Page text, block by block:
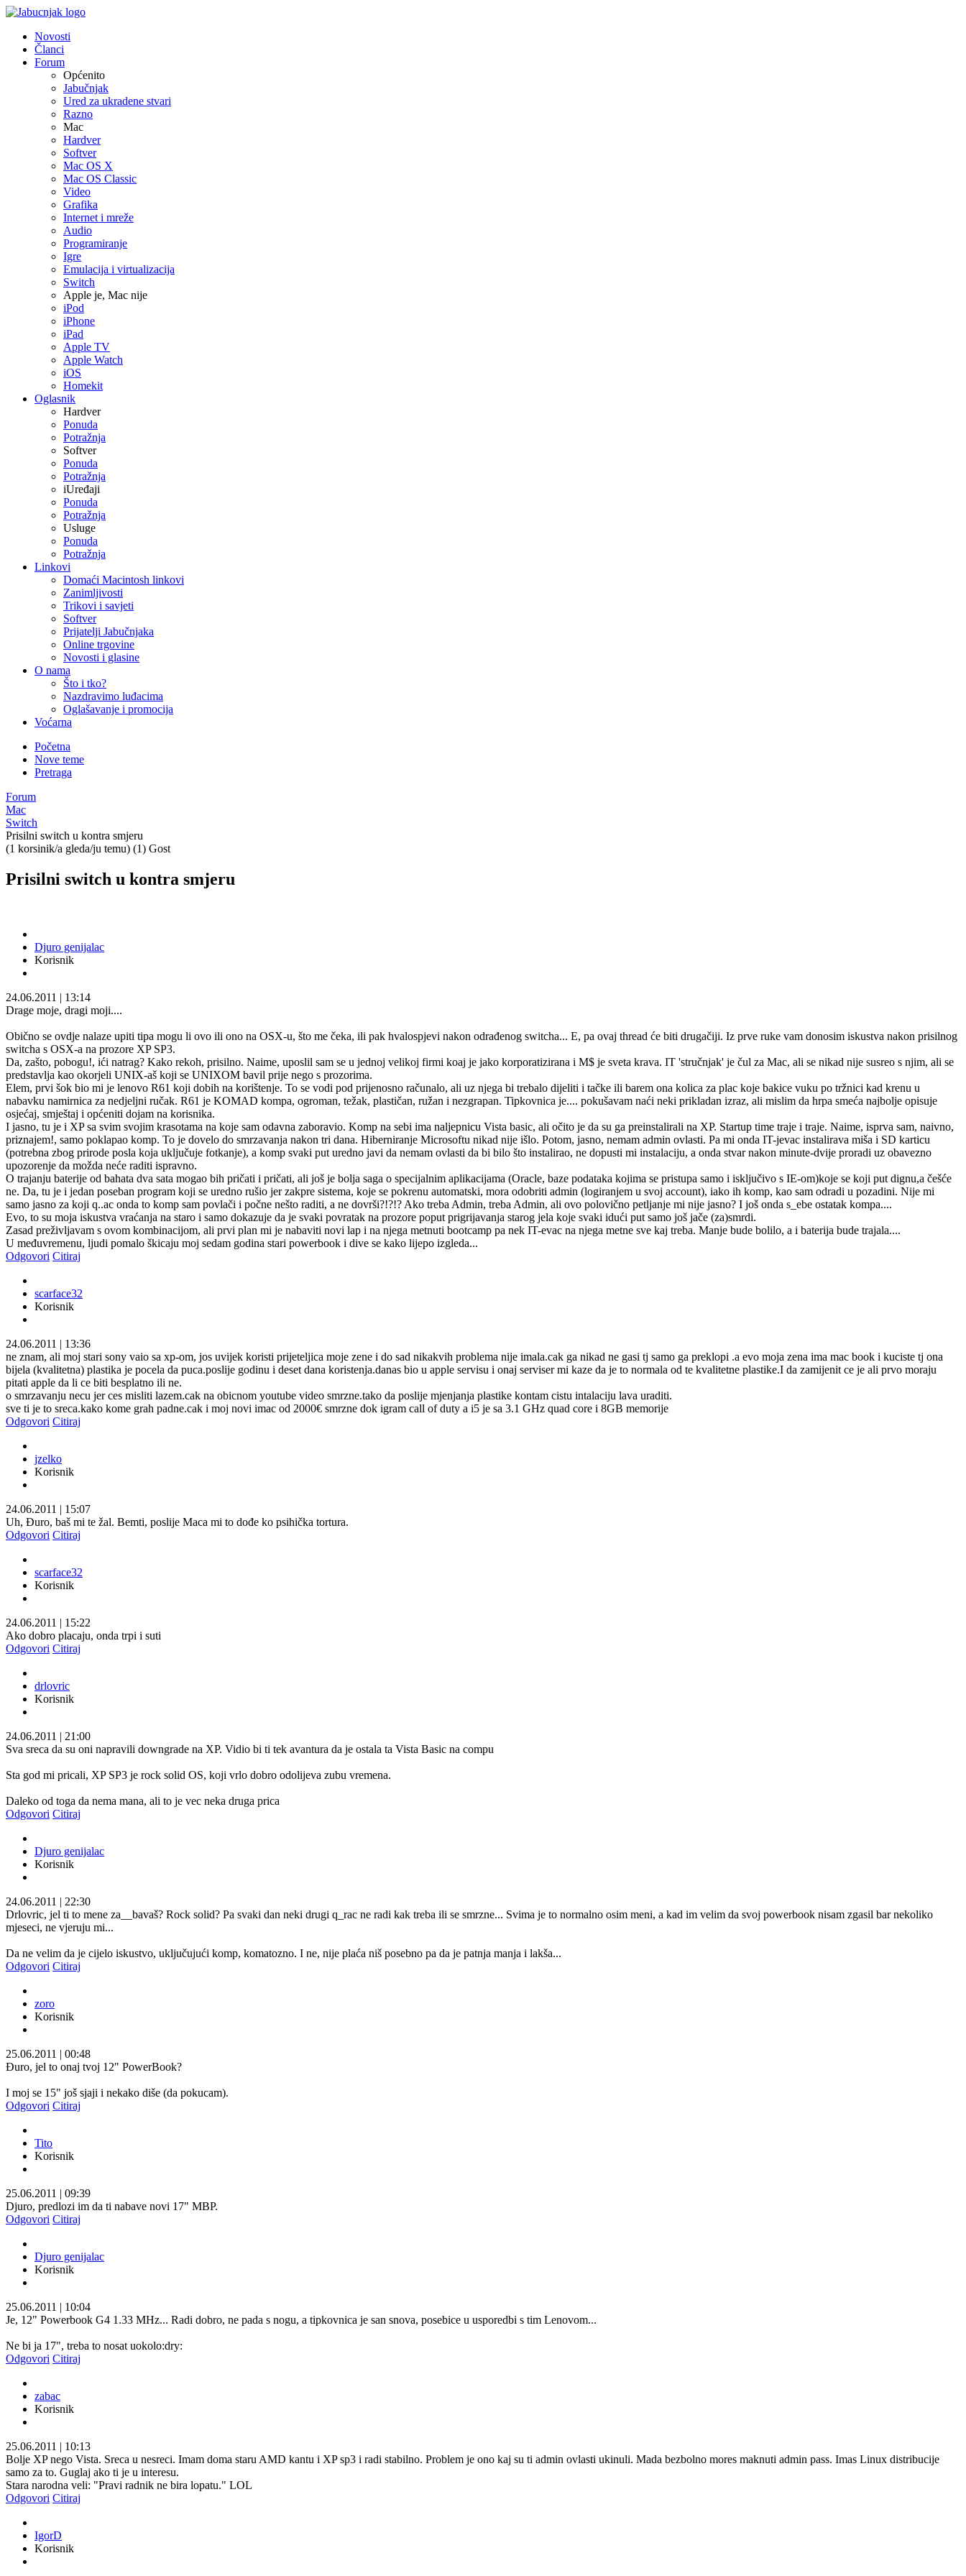
Novosti
Članci
Forum
Općenito
Jabučnjak
Ured za ukradene stvari
Razno
Mac
Hardver
Softver
Mac OS X
Mac OS Classic
Video
Grafika
Internet i mreže
Audio
Programiranje
Igre
Emulacija i virtualizacija
Switch
Apple je, Mac nije
iPod
iPhone
iPad
Apple TV
Apple Watch
iOS
Homekit
Oglasnik
Hardver
Ponuda
Potražnja
Softver
Ponuda
Potražnja
iUređaji
Ponuda
Potražnja
Usluge
Ponuda
Potražnja
Linkovi
Domaći Macintosh linkovi
Zanimljivosti
Trikovi i savjeti
Softver
Prijatelji Jabučnjaka
Online trgovine
Novosti i glasine
O nama
Što i tko?
Nazdravimo luđacima
Oglašavanje i promocija
Voćarna
Početna
Nove teme
Pretraga
Forum
Mac
Switch
Prisilni switch u kontra smjeru
(1 korsinik/a gleda/ju temu) (1) Gost
Prisilni switch u kontra smjeru
Djuro genijalac
Korisnik
24.06.2011 | 13:14
Drage moje, dragi moji....
Obično se ovdje nalaze upiti tipa mogu li ovo ili ono na OSX-u, što me čeka, ili pak hvalospjevi nakon odrađenog switcha... E, pa ovaj thread će biti drugačiji. Iz prve ruke vam donosim iskustva nakon prisilnog
switcha s OSX-a na prozore XP SP3.
Da, zašto, pobogu!, ići natrag? Kako rekoh, prisilno. Naime, uposlil sam se u jednoj velikoj firmi koaj je jako korporatizirana i M$ je sveta krava. IT 'stručnjak' je čul za Mac, ali se nikad nije susreo s njim, ali se
predstavlja kao okorjeli UNIX-aš koji se UNIXOM bavil prije nego s prozorima.
Elem, prvi šok bio mi je lenovo R61 koji dobih na korištenje. To se vodi pod prijenosno računalo, ali uz njega bi trebalo dijeliti i tačke ili barem ona kolica za plac koje bakice vuku po tržnici kad krenu u
nabavku namirnica za nedjeljni ručak. R61 je KOMAD kompa, ogroman, težak, plastičan, ružan i nezgrapan. Tipkovnica je.... pokušavam naći neki prikladan izraz, ali mislim da hrpa smeća najbolje opisuje
osjećaj, smještaj i općeniti dojam na korisnika.
I jasno, tu je i XP sa svim svojim krasotama na koje sam odavna zaboravio. Komp na sebi ima naljepnicu Vista basic, ali očito je da su ga preinstalirali na XP. Startup time traje i traje. Naime, isprva sam, naivno,
priznajem!, samo poklapao komp. To je dovelo do smrzavanja nakon tri dana. Hiberniranje Microsoftu nikad nije išlo. Potom, jasno, nemam admin ovlasti. Pa mi onda IT-jevac instalirava miša i SD karticu
(potrebna zbog prirode posla koja uključuje fotkanje), a komp svaki put uredno javi da nemam ovlasti da bi bilo što instalirao, ne dopusti mi instalaciju, a onda stvar nakon minute-dvije proradi uz obavezno
upozorenje da možda neće raditi ispravno.
O trajanju baterije od bahata dva sata mogao bih pričati i pričati, ali još je bolja saga o specijalnim aplikacijama (Oracle, baze podataka kojima se pristupa samo i isključivo s IE-om)koje se koji put dignu,a češće
ne. Da, tu je i jedan poseban program koji se uredno rušio jer zakpre sistema, koje se pokrenu automatski, mora odobriti admin (logiranjem u svoj account), iako ih komp, kao sam odradi u pozadini. Nije mi
samo jasno za koji q..ac onda to komp sam povlači i počne nešto raditi, a ne dovrši?!?!? Ako treba Admin, treba Admin, ali ovo polovično petljanje mi nije jasno? I još onda s_ebe ostatak kompa....
Evo, to su moja iskustva vraćanja na staro i samo dokazuje da je svaki povratak na prozore poput prigrijavanja starog jela koje svaki idući put samo još jače (za)smrdi.
Zasad preživljavam s ovom kombinacijom, ali prvi plan mi je nabaviti novi lap i na njega metnuti bootcamp pa nek IT-evac na njega metne sve kaj treba. Manje bude bolilo, a i baterija bude trajala....
U međuvremenu, ljudi pomalo škicaju moj sedam godina stari powerbook i dive se kako lijepo izgleda...
Odgovori Citiraj
scarface32
Korisnik
24.06.2011 | 13:36
ne znam, ali moj stari sony vaio sa xp-om, jos uvijek koristi prijeteljica moje zene i do sad nikakvih problema nije imala.cak ga nikad ne gasi tj samo ga preklopi .a evo moja zena ima mac book i kuciste tj ona
bijela (kvalitetna) plastika je pocela da puca.poslije godinu i deset dana koristenja.danas bio u apple servisu i onaj serviser mi kaze da je to normala od te kvalitetne plastike.I da zamijenit ce je ali prvo moraju
pitati apple da li ce biti besplatno ili ne.
o smrzavanju necu jer ces misliti lazem.cak na obicnom youtube video smrzne.tako da poslije mjenjanja plastike kontam cistu intalaciju lava uraditi.
sve ti je to sreca.kako kome grah padne.cak i moj novi imac od 2000€ smrzne dok igram call of duty a i5 je sa 3.1 GHz quad core i 8GB memorije
Odgovori Citiraj
jzelko
Korisnik
24.06.2011 | 15:07
Uh, Đuro, baš mi te žal. Bemti, poslije Maca mi to dođe ko psihička tortura.
Odgovori Citiraj
scarface32
Korisnik
24.06.2011 | 15:22
Ako dobro placaju, onda trpi i suti
Odgovori Citiraj
drlovric
Korisnik
24.06.2011 | 21:00
Sva sreca da su oni napravili downgrade na XP. Vidio bi ti tek avantura da je ostala ta Vista Basic na compu
Sta god mi pricali, XP SP3 je rock solid OS, koji vrlo dobro odolijeva zubu vremena.
Daleko od toga da nema mana, ali to je vec neka druga prica
Odgovori Citiraj
Djuro genijalac
Korisnik
24.06.2011 | 22:30
Drlovric, jel ti to mene za__bavaš? Rock solid? Pa svaki dan neki drugi q_rac ne radi kak treba ili se smrzne... Svima je to normalno osim meni, a kad im velim da svoj powerbook nisam zgasil bar nekoliko
mjeseci, ne vjeruju mi...
Da ne velim da je cijelo iskustvo, uključujući komp, komatozno. I ne, nije plaća niš posebno pa da je patnja manja i lakša...
Odgovori Citiraj
zoro
Korisnik
25.06.2011 | 00:48
Đuro, jel to onaj tvoj 12" PowerBook?
I moj se 15" još sjaji i nekako diše (da pokucam).
Odgovori Citiraj
Tito
Korisnik
25.06.2011 | 09:39
Djuro, predlozi im da ti nabave novi 17" MBP.
Odgovori Citiraj
Djuro genijalac
Korisnik
25.06.2011 | 10:04
Je, 12" Powerbook G4 1.33 MHz... Radi dobro, ne pada s nogu, a tipkovnica je san snova, posebice u usporedbi s tim Lenovom...
Ne bi ja 17", treba to nosat uokolo:dry:
Odgovori Citiraj
zabac
Korisnik
25.06.2011 | 10:13
Bolje XP nego Vista. Sreca u nesreci. Imam doma staru AMD kantu i XP sp3 i radi stabilno. Problem je ono kaj su ti admin ovlasti ukinuli. Mada bezbolno mores maknuti admin pass. Imas Linux distribucije
samo za to. Guglaj ako ti je u interesu.
Stara narodna veli: "Pravi radnik ne bira lopatu." LOL
Odgovori Citiraj
IgorD
Korisnik